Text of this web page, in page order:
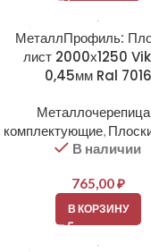
МеталлПрофиль:
лист 2000х1250
0,45мм Ral 7016
комплектующие,
В наличии
765,00₽
В КОРЗИНУ